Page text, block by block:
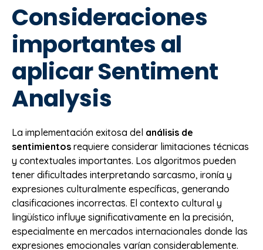
Consideraciones
importantes al
aplicar Sentiment
Analysis
La implementación exitosa del análisis de
sentimientos requiere considerar limitaciones técnicas
y contextuales importantes. Los algoritmos pueden
tener dificultades interpretando sarcasmo, ironía y
expresiones culturalmente específicas, generando
clasificaciones incorrectas. El contexto cultural y
lingüístico influye significativamente en la precisión,
especialmente en mercados internacionales donde las
expresiones emocionales varían considerablemente.